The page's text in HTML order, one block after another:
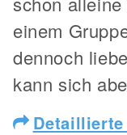
einem
dennoch
kann sich